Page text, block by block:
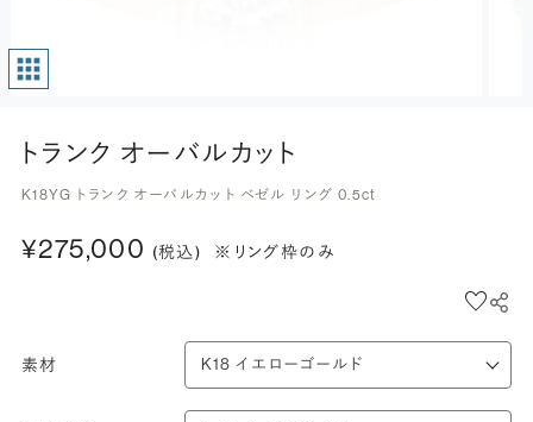
トランク オーバルカット
K18YG トランク オーバルカット ベゼル リング 0.5ct
¥275,000 (税込) ※リング枠のみ
素材